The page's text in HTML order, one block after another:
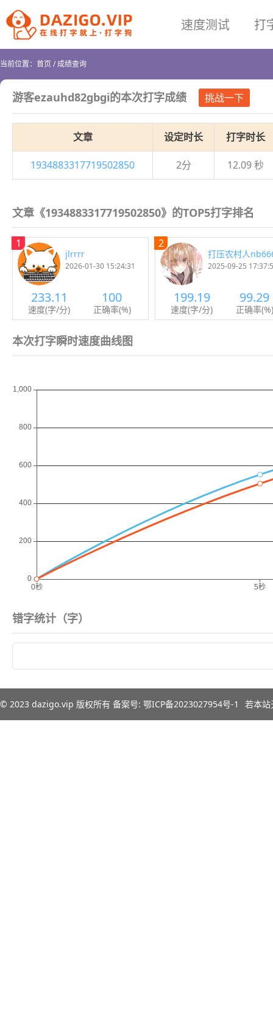
速度测试 打
当前位置： 首页/成绩查询
游客ezauhd82gbgi的本次打字成绩 挑战一下
文章 设定时长 打字时长
1934883317719502850 2分 12.09 秒
文章《1934883317719502850》的TOP5打字排名
1
jlrrrr
2026-01-30 15:24:31
233.11
速度(字/分)
100
正确率(%)
2
打压农村人
2025-09-25
199.19
速度(字/分)
99.29
正确率(%)
本次打字瞬时速度曲线图
错字统计（字）
© 2023 dazigo.vip 版权所有 备案号: 鄂ICP备2023027954号-1 若本